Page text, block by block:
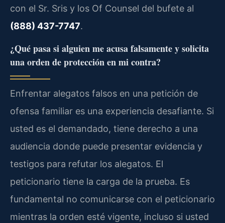
con el Sr. Sris y los Of Counsel del bufete al
(888) 437-7747.
¿Qué pasa si alguien me acusa falsamente y solicita
una orden de protección en mi contra?
Enfrentar alegatos falsos en una petición de
ofensa familiar es una experiencia desafiante. Si
usted es el demandado, tiene derecho a una
audiencia donde puede presentar evidencia y
testigos para refutar los alegatos. El
peticionario tiene la carga de la prueba. Es
fundamental no comunicarse con el peticionario
mientras la orden esté vigente, incluso si usted